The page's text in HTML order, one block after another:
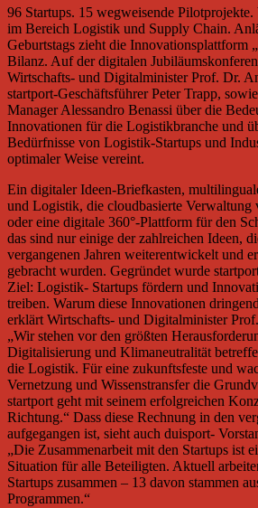
96 Startups. 15 wegweisende
im Bereich Logistik und Supply Chain.
Geburtstags zieht die Innovationsplattform
Bilanz. Auf der digitalen
Wirtschafts- und Digitalminister Prof. Dr.
startport-Geschäftsführer Peter Trapp,
Manager Alessandro Benassi über die
Innovationen für die Logistikbranche und
Bedürfnisse von Logistik-Startups und
optimaler Weise vereint.
Ein digitaler Ideen-Briefkasten,
und Logistik, die cloudbasierte Verwaltung
oder eine digitale 360°-Plattform für den
das sind nur einige der zahlreichen Ideen,
vergangenen Jahren weiterentwickelt und
gebracht wurden. Gegründet wurde
Ziel: Logistik- Startups fördern und
treiben. Warum diese Innovationen
erklärt Wirtschafts- und Digitalminister
„Wir stehen vor den größten
Digitalisierung und Klimaneutralität
die Logistik. Für eine zukunftsfeste und
Vernetzung und Wissenstransfer die
startport geht mit seinem erfolgreichen
Richtung.“ Dass diese Rechnung in den
aufgegangen ist, sieht auch duisport-
„Die Zusammenarbeit mit den Startups ist
Situation für alle Beteiligten. Aktuell
Startups zusammen – 13 davon stammen
Programmen.“